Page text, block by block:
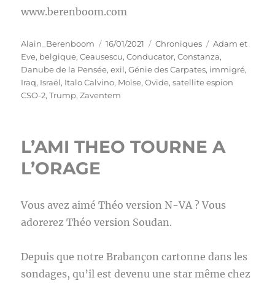
www.berenboom.com
Auteur
Alain_Berenboom
Publié
le
16/01/2021 Catégories
Chroniques Étiquettes
Adam et
Eve, belgique,Ceausescu,Conducator,Constanza,
Danube de la Pensée,exil,Génie des Carpates, immigré,
Iraq, Israël, Italo Calvino, Moïse,Ovide,satellite espion
CSO-2,Trump,Zaventem
L’AMI THEO TOURNE A
L’ORAGE
Vous avez aimé Théo version N-VA ? Vous
adorerez Théo version Soudan.
Depuis que notre Brabançon cartonne dans les
sondages, qu’il est devenu une star même chez